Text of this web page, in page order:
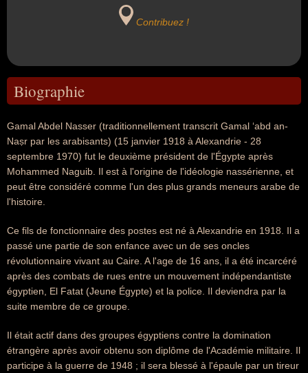
Contribuez !
Biographie
Gamal Abdel Nasser (traditionnellement transcrit Gamal ʻabd an-
Naṣr par les arabisants)‎ (15 janvier 1918 à Alexandrie - 28
septembre 1970) fut le deuxième président de l'Égypte après
Mohammed Naguib. Il est à l'origine de l'idéologie nassérienne, et
peut être considéré comme l'un des plus grands meneurs arabe de
l'histoire.
Ce fils de fonctionnaire des postes est né à Alexandrie en 1918. Il a
passé une partie de son enfance avec un de ses oncles
révolutionnaire vivant au Caire. A l'age de 16 ans, il a été incarcéré
après des combats de rues entre un mouvement indépendantiste
égyptien, El Fatat (Jeune Égypte) et la police. Il deviendra par la
suite membre de ce groupe.
Il était actif dans des groupes égyptiens contre la domination
étrangère après avoir obtenu son diplôme de l'Académie militaire. Il
participe à la guerre de 1948 ; il sera blessé à l'épaule par un tireur